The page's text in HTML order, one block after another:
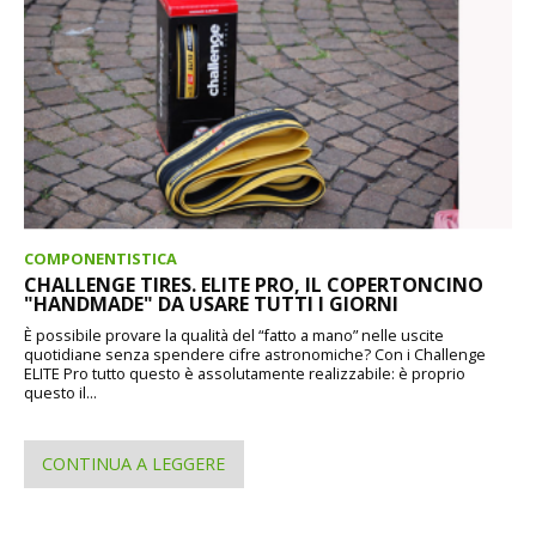
COMPONENTISTICA
CHALLENGE TIRES. ELITE PRO, IL COPERTONCINO
"HANDMADE" DA USARE TUTTI I GIORNI
È possibile provare la qualità del “fatto a mano” nelle uscite
quotidiane senza spendere cifre astronomiche? Con i Challenge
ELITE Pro tutto questo è assolutamente realizzabile: è proprio
questo il...
CONTINUA A LEGGERE